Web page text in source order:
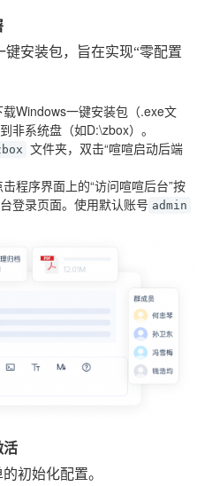
安装包，旨在实现“零配置
载Windows一键安装包（.exe文
非系统盘（如D:\zbox）。
文件夹，双击“喧喧启动后端
程序界面上的“访问喧喧后台”按
登录页面。使用默认账号 admin
活
初始化配置。